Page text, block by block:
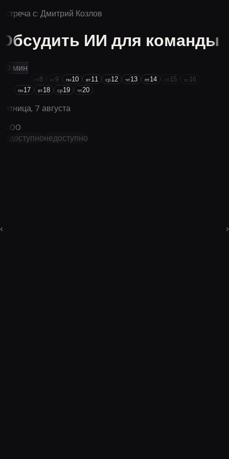
Встреча с: Дмитрий Козлов
Обсудить ИИ для команды
30 мин
‹
сб8 вс9 пн10 вт11 ср12 чт13 пт14 сб15 вс16
пн17 вт18 ср19 чт20
›
пятница, 7 августа
:00
недоступнонедоступно